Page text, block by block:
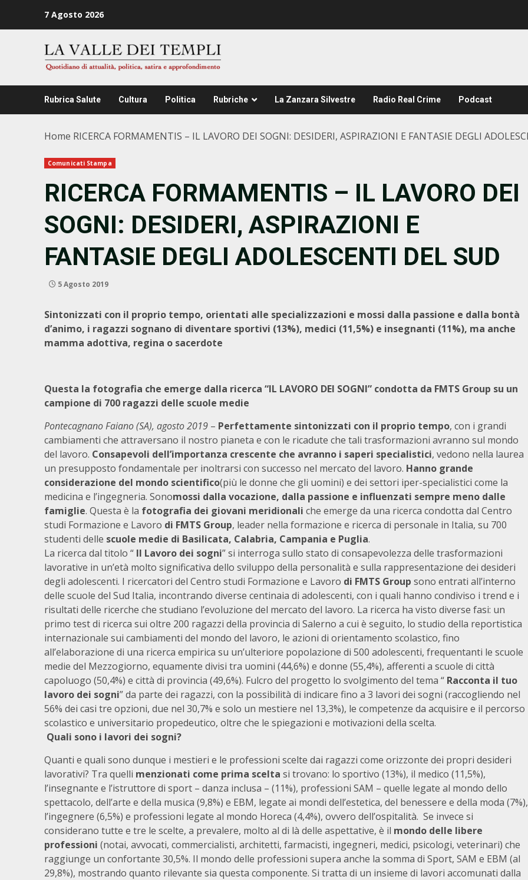
7 Agosto 2026
Rubrica Salute Cultura Politica Rubriche La Zanzara Silvestre Radio Real Crime Podcast
Home RICERCA FORMAMENTIS – IL LAVORO DEI SOGNI: DESIDERI, ASPIRAZIONI E FANTASIE DEGLI
Comunicati Stampa
RICERCA FORMAMENTIS – IL LAVORO DEI
SOGNI: DESIDERI, ASPIRAZIONI E
FANTASIE DEGLI ADOLESCENTI DEL SUD
5 Agosto 2019
Sintonizzati con il proprio tempo, orientati alle specializzazioni e mossi dalla passione e dalla bontà
d’animo, i ragazzi sognano di diventare sportivi (13%), medici (11,5%) e insegnanti (11%), ma anche
mamma adottiva, regina o sacerdote
Questa la fotografia che emerge dalla ricerca “IL LAVORO DEI SOGNI” condotta da FMTS Group su un
campione di 700 ragazzi delle scuole medie
Pontecagnano Faiano (SA), agosto 2019 – Perfettamente sintonizzati con il proprio tempo, con i grandi
cambiamenti che attraversano il nostro pianeta e con le ricadute che tali trasformazioni avranno sul mondo
del lavoro. Consapevoli dell’importanza crescente che avranno i saperi specialistici, vedono nella laurea
un presupposto fondamentale per inoltrarsi con successo nel mercato del lavoro. Hanno grande
considerazione del mondo scientifico(più le donne che gli uomini) e dei settori iper-specialistici come la
medicina e l’ingegneria. Sonomossi dalla vocazione, dalla passione e influenzati sempre meno dalle
famiglie. Questa è la fotografia dei giovani meridionali che emerge da una ricerca condotta dal Centro
studi Formazione e Lavoro di FMTS Group, leader nella formazione e ricerca di personale in Italia, su 700
studenti delle scuole medie di Basilicata, Calabria, Campania e Puglia.
La ricerca dal titolo “ Il Lavoro dei sogni” si interroga sullo stato di consapevolezza delle trasformazioni
lavorative in un’età molto significativa dello sviluppo della personalità e sulla rappresentazione dei desideri
degli adolescenti. I ricercatori del Centro studi Formazione e Lavoro di FMTS Group sono entrati all’interno
delle scuole del Sud Italia, incontrando diverse centinaia di adolescenti, con i quali hanno condiviso i trend e i
risultati delle ricerche che studiano l’evoluzione del mercato del lavoro. La ricerca ha visto diverse fasi: un
primo test di ricerca sui oltre 200 ragazzi della provincia di Salerno a cui è seguito, lo studio della reportistica
internazionale sui cambiamenti del mondo del lavoro, le azioni di orientamento scolastico, fino
all’elaborazione di una ricerca empirica su un’ulteriore popolazione di 500 adolescenti, frequentanti le scuole
medie del Mezzogiorno, equamente divisi tra uomini (44,6%) e donne (55,4%), afferenti a scuole di città
capoluogo (50,4%) e città di provincia (49,6%). Fulcro del progetto lo svolgimento del tema “ Racconta il tuo
lavoro dei sogni” da parte dei ragazzi, con la possibilità di indicare fino a 3 lavori dei sogni (raccogliendo nel
56% dei casi tre opzioni, due nel 30,7% e solo un mestiere nel 13,3%), le competenze da acquisire e il percorso
scolastico e universitario propedeutico, oltre che le spiegazioni e motivazioni della scelta.
Quali sono i lavori dei sogni?
Quanti e quali sono dunque i mestieri e le professioni scelte dai ragazzi come orizzonte dei propri desideri
lavorativi? Tra quelli menzionati come prima scelta si trovano: lo sportivo (13%), il medico (11,5%),
l’insegnante e l’istruttore di sport – danza inclusa – (11%), professioni SAM – quelle legate al mondo dello
spettacolo, dell’arte e della musica (9,8%) e EBM, legate ai mondi dell’estetica, del benessere e della moda (7%),
l’ingegnere (6,5%) e professioni legate al mondo Horeca (4,4%), ovvero dell’ospitalità. Se invece si
considerano tutte e tre le scelte, a prevalere, molto al di là delle aspettative, è il mondo delle libere
professioni (notai, avvocati, commercialisti, architetti, farmacisti, ingegneri, medici, psicologi, veterinari) che
raggiunge un confortante 30,5%. Il mondo delle professioni supera anche la somma di Sport, SAM e EBM (al
29,8%), mostrando quanto rilevante sia questa componente. Si tratta di un insieme di lavori accomunati dalla